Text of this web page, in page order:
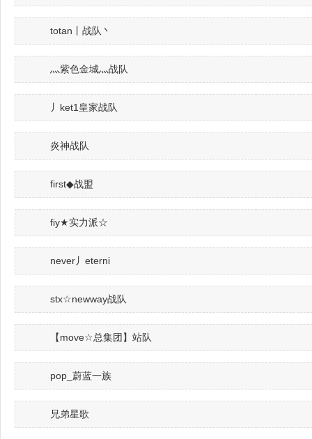
totan丨战队丶
灬紫色金城灬战队
丿ket1皇家战队
炎神战队
first◆战盟
fiy★实力派☆
never丿eterni
stx☆newway战队
【move☆总集团】站队
pop_蔚蓝一族
兄弟星歌